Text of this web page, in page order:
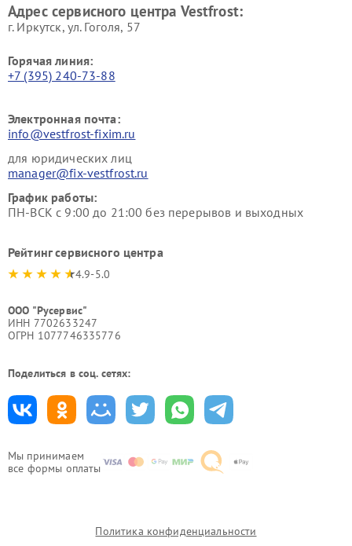
Мы принимаем
все формы оплаты
Адрес сервисного центра Vestfrost:
г. Иркутск, ул. ​Гоголя, 57
Горячая линия:
+7 (395) 240-73-88
Электронная почта:
info@vestfrost-fixim.ru
для юридических лиц
manager@fix-vestfrost.ru
График работы:
ПН-ВСК с 9:00 до 21:00 без перерывов и выходных
Рейтинг сервисного центра
4.9-5.0
ООО "Русервис"
ИНН 7702633247
ОГРН 1077746335776
Поделиться в соц. сетях:
Политика конфиденциальности